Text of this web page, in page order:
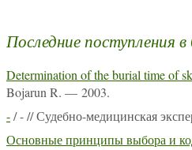
Последние поступления
Determination of the burial time of
Bojarun R. — 2003.
-/ - // Судебно-медицинская
Основные принципы выбора и